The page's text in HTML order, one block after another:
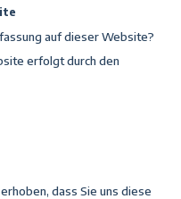
auf dieser Website?
erfolgt durch den
dass Sie uns diese